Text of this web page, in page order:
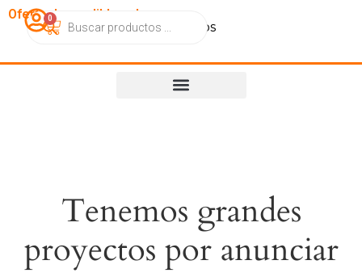
OfertasImperdibles.cl
CatálogoContactoNosotros
0
Tenemos grandes
proyectos por anunciar